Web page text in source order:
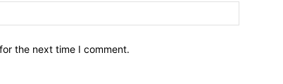
the next time I comment.